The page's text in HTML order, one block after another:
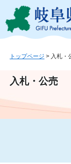
ジ
ュ
文
トップページ > 入札・
入札・公売